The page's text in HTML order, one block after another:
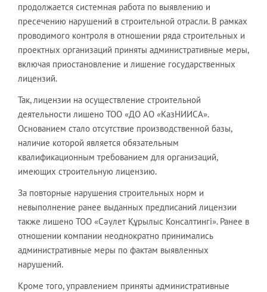
продолжается системная работа по выявлению и
пресечению нарушений в строительной отрасли. В рамках
проводимого контроля в отношении ряда строительных и
проектных организаций приняты административные меры,
включая приостановление и лишение государственных
лицензий.
Так, лицензии на осуществление строительной
деятельности лишено ТОО «ДО АО «КазНИИСА».
Основанием стало отсутствие производственной базы,
наличие которой является обязательным
квалификационным требованием для организаций,
имеющих строительную лицензию.
За повторные нарушения строительных норм и
невыполнение ранее выданных предписаний лицензии
также лишено ТОО «Сәулет Құрылыс Консалтингі». Ранее в
отношении компании неоднократно принимались
административные меры по фактам выявленных
нарушений.
Кроме того, управлением приняты административные